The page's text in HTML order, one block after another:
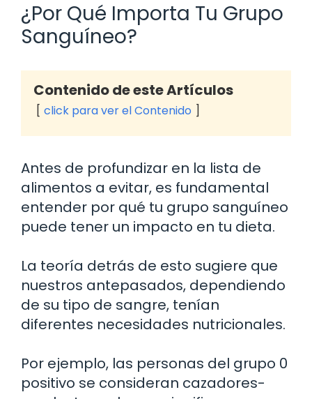
¿Por Qué Importa Tu Grupo
Sanguíneo?
Contenido de este Artículos
click para ver el Contenido
Antes de profundizar en la lista de
alimentos a evitar, es fundamental
entender por qué tu grupo sanguíneo
puede tener un impacto en tu dieta.
La teoría detrás de esto sugiere que
nuestros antepasados, dependiendo
de su tipo de sangre, tenían
diferentes necesidades nutricionales.
Por ejemplo, las personas del grupo 0
positivo se consideran cazadores-